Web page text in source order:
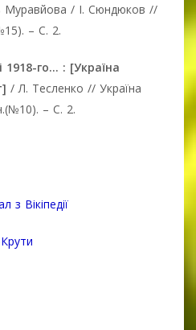
Муравйова / І. Сюндюков //
– С. 2.
1918-го... : [Україна
/ Л. Тесленко // Україна
– С. 2.
з Вікіпедії